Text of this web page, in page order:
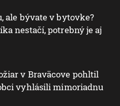
ale bývate v bytovke?
nestačí, potrebný je aj
v Braväcove pohltil
vyhlásili mimoriadnu